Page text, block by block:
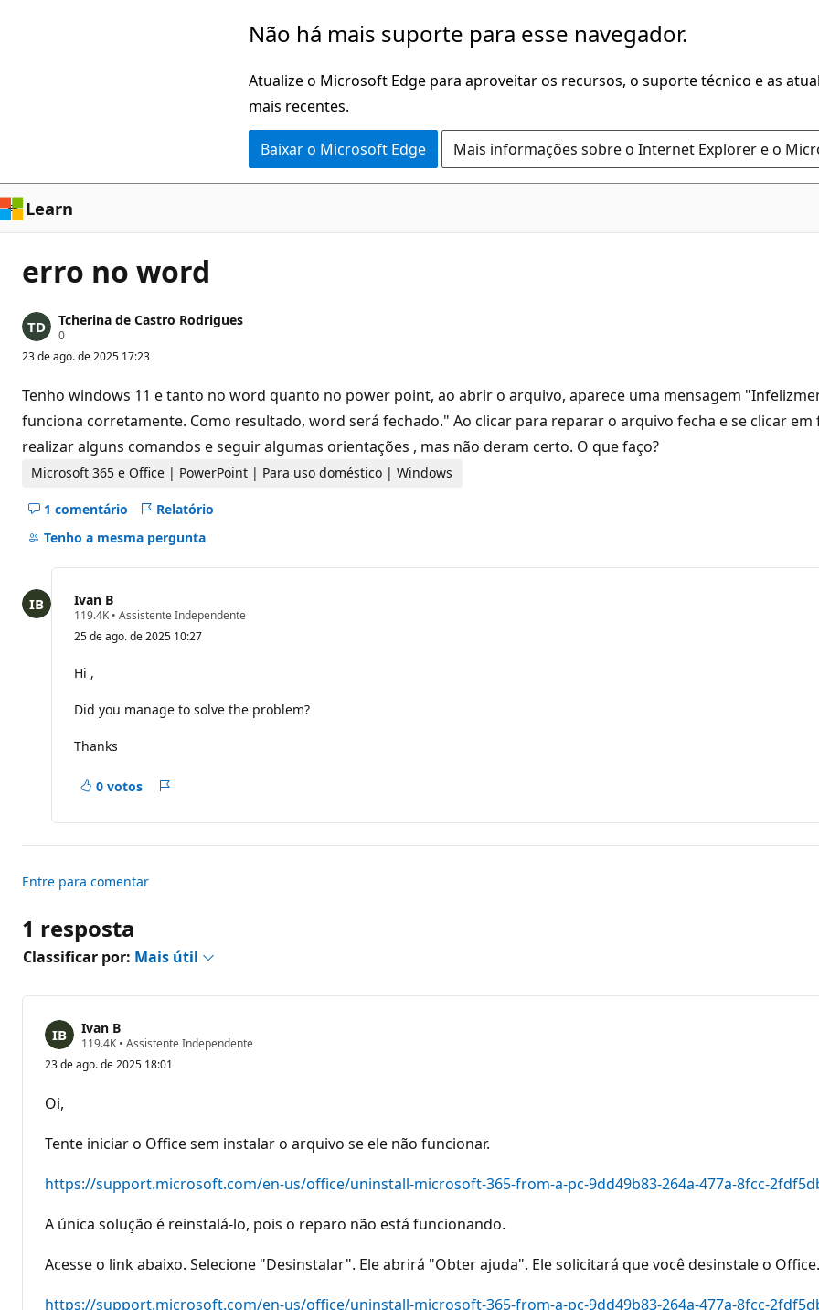
Não há mais suporte para esse navegador.
Atualize o Microsoft Edge para aproveitar os recursos, o suporte técnico e as
mais recentes.
Baixar o Microsoft Edge Mais informações sobre o Internet Explorer e o
Learn
erro no word
Tcherina de Castro Rodrigues
0P
n
o
d
e
r
p
a
ã
23 de ago. de 2025 17:23
Tenho windows 11 e tanto no word quanto no power point, ao abrir o arquivo, aparece uma mensagem
funciona corretamente. Como resultado, word será fechado." Ao clicar para reparar o arquivo fecha e se clicar
realizar alguns comandos e seguir algumas orientações , mas não deram certo. O que faço?
Microsoft 365 e Office | PowerPoint | Para uso doméstico | Windows
1 comentário
Ocultar
comentários
Relatório
Tenho a mesma pergunta
Ivan B
119.4K P
n
e
p
a
ã
• Assistente Independente
25 de ago. de 2025 10:27
Hi ,
Did you manage to solve the problem?
Thanks
0 votos
Entre para comentar
1 resposta
Classificar por: Mais útil
Ivan B
119.4K P
n
e
r
p
u
a
ç
o
• Assistente Independente
23 de ago. de 2025 18:01
Oi,
Tente iniciar o Office sem instalar o arquivo se ele não funcionar.
https://support.microsoft.com/en-us/office/uninstall-microsoft-365-from-a-pc-9dd49b83-264a-477a-8fcc-
A única solução é reinstalá-lo, pois o reparo não está funcionando.
Acesse o link abaixo. Selecione "Desinstalar". Ele abrirá "Obter ajuda". Ele solicitará que você desinstale o
https://support.microsoft.com/en-us/office/uninstall-microsoft-365-from-a-pc-9dd49b83-264a-477a-8fcc-